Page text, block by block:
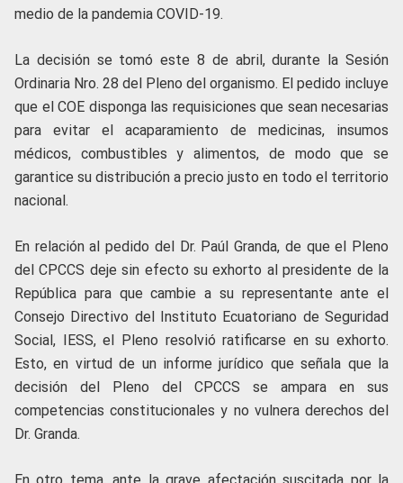
medio de la pandemia COVID-19.
La decisión se tomó este 8 de abril, durante la Sesión
Ordinaria Nro. 28 del Pleno del organismo. El pedido incluye
que el COE disponga las requisiciones que sean necesarias
para evitar el acaparamiento de medicinas, insumos
médicos, combustibles y alimentos, de modo que se
garantice su distribución a precio justo en todo el territorio
nacional.
En relación al pedido del Dr. Paúl Granda, de que el Pleno
del CPCCS deje sin efecto su exhorto al presidente de la
República para que cambie a su representante ante el
Consejo Directivo del Instituto Ecuatoriano de Seguridad
Social, IESS, el Pleno resolvió ratificarse en su exhorto.
Esto, en virtud de un informe jurídico que señala que la
decisión del Pleno del CPCCS se ampara en sus
competencias constitucionales y no vulnera derechos del
Dr. Granda.
En otro tema, ante la grave afectación suscitada por la